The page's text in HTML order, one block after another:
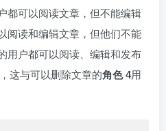
都可以阅读文章，但不能编辑
阅读和编辑文章，但他们不能
用户都可以阅读、编辑和发布
这与可以删除文章的角色 4用